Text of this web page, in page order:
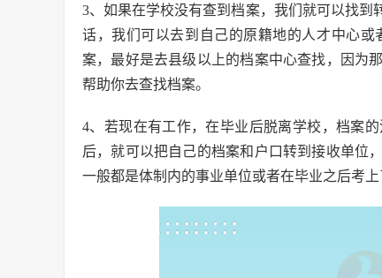
3、如果在学校没有查到档案，我们就可以找
话，我们可以去到自己的原籍地的人才中心
案，最好是去县级以上的档案中心查找，因为
帮助你去查找档案。
4、若现在有工作，在毕业后脱离学校，档案
后，就可以把自己的档案和户口转到接收单位
一般都是体制内的事业单位或者在毕业之后考上